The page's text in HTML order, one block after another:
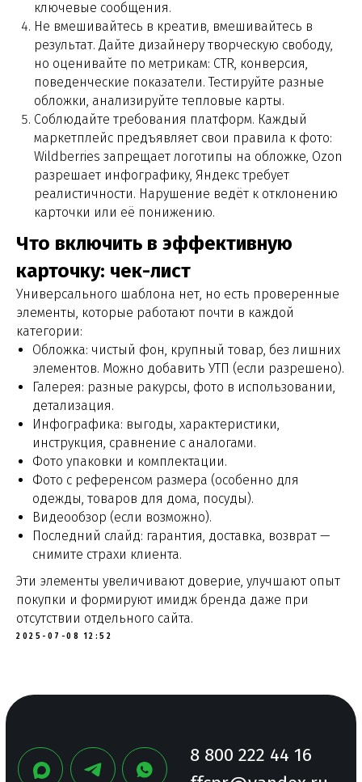
ключевые сообщения.
Не вмешивайтесь в креатив, вмешивайтесь в
результат. Дайте дизайнеру творческую свободу,
но оценивайте по метрикам: CTR, конверсия,
поведенческие показатели. Тестируйте разные
обложки, анализируйте тепловые карты.
Соблюдайте требования платформ. Каждый
маркетплейс предъявляет свои правила к фото:
Wildberries запрещает логотипы на обложке, Ozon
разрешает инфографику, Яндекс требует
реалистичности. Нарушение ведёт к отклонению
карточки или её понижению.
Что включить в эффективную
карточку: чек-лист
Универсального шаблона нет, но есть проверенные
элементы, которые работают почти в каждой
категории:
Обложка: чистый фон, крупный товар, без лишних
элементов. Можно добавить УТП (если разрешено).
Галерея: разные ракурсы, фото в использовании,
детализация.
Инфографика: выгоды, характеристики,
инструкция, сравнение с аналогами.
Фото упаковки и комплектации.
Фото с референсом размера (особенно для
одежды, товаров для дома, посуды).
Видеообзор (если возможно).
Последний слайд: гарантия, доставка, возврат —
снимите страхи клиента.
Эти элементы увеличивают доверие, улучшают опыт
покупки и формируют имидж бренда даже при
отсутствии отдельного сайта.
2025-07-08 12:52
Мы в социальных сетях:
УСЛУГИ
Получение товара
Проверка на брак
Упаковка
Маркировка
Хранение
Доставка до маркетплейса
Переупаковка фур и хранение
ДОПОЛНИТЕЛЬНО
Инфографика для карточек товара
Оптимизация карточек товара для SEO
Продвижение товаров на маркетплейсах
Сопровождение на маркетплейсах
Все материалы данного сайта являются
объектами авторского права (в том числе
дизайн). Запрещается копирование,
распространение (в том числе путём
копирования на другие сайты и ресурсы
в Интернете) или любое иное использование
информации и объектов без предварительного
согласия правообладателя. Все права
© ООО «Центр производственных решений»,
2025
ОГРН: 1191690048395, ИНН: 1658218431
Пользовательское соглашение